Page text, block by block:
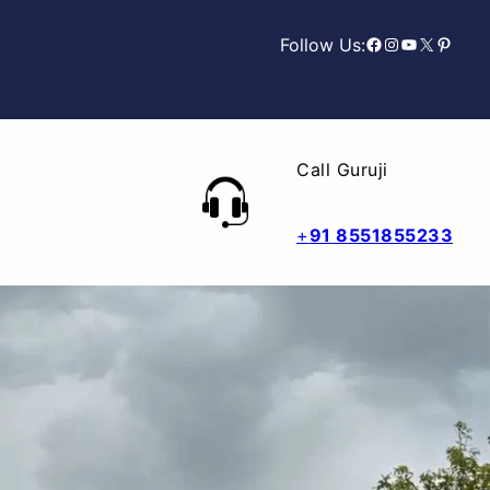
Follow Us:Facebook Instagram YouTube X Pinterest
Call Guruji
+91 8551855233